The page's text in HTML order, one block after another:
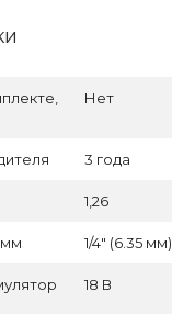
Нет
3 года
1,26
1/4" (6.35 мм)
18 В